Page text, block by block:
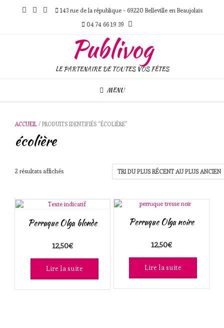
143 rue de la république - 69220 Belleville en Beaujolais
04 74 66 19 39
Publivog
LE PARTENAIRE DE TOUTES VOS FÊTES
MENU
ACCUEIL / PRODUITS IDENTIFIÉS “ÉCOLIÈRE”
écolière
2 résultats affichésTrié
récent
au
ancien
Perruque Olga blonde
12,50€
Lire la suite
Perruque Olga noire
12,50€
Lire la suite